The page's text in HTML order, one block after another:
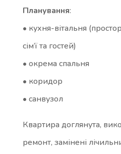
Планування:
• кухня-вітальня
сім’ї та гостей)
• окрема спальня
• коридор
• санвузол
Квартира доглянута,
ремонт, замінені